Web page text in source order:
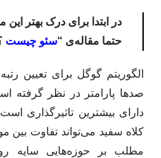
در ابتدا برای درک بهتر
حتما مقاله‌ی “سئو چیست
الگوریتم گوگل برای تعیین
صدها پارامتر در نظر گرفته
دارای بیشترین تاثیرگذاری
کلاه سفید می‌تواند تفاوت
مطلب بر حوزه‌هایی سایه